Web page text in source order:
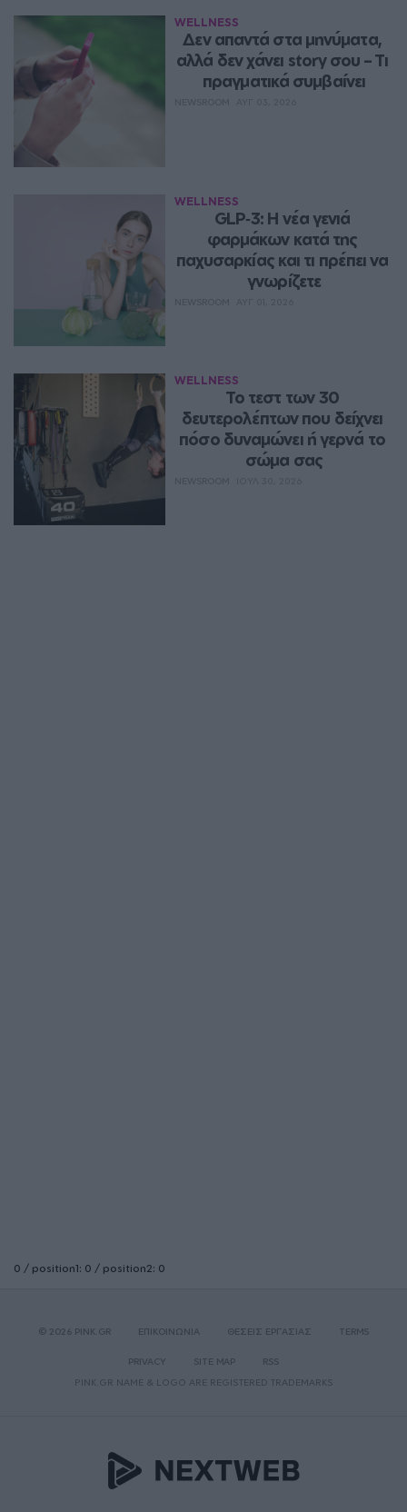
WELLNESS
Δεν απαντά στα μηνύματα,
αλλά δεν χάνει story σου – Τι
πραγματικά συμβαίνει
WELLNESS
GLP‑3: Η νέα γενιά
φαρμάκων κατά της
παχυσαρκίας και τι πρέπει να
γνωρίζετε
WELLNESS
Το τεστ των 30
δευτερολέπτων που δείχνει
πόσο δυναμώνει ή γερνά το
σώμα σας
0 / position1: 0 / position2: 0
© 2026 PINK.GR ΕΠΙΚΟΙΝΩΝΙΑ ΘΕΣΕΙΣ ΕΡΓΑΣΙΑΣ TERMS
PRIVACY SITE MAP
RSS
PINK.GR NAME & LOGO ARE REGISTERED TRADEMARKS